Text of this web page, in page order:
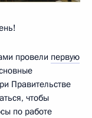
провели первую
Правительстве
чтобы
по работе